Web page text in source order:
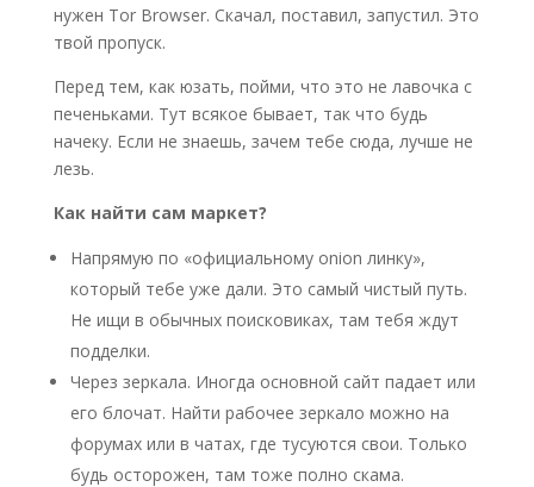
нужен Tor Browser. Скачал, поставил, запустил. Это
твой пропуск.
Перед тем, как юзать, пойми, что это не лавочка с
печеньками. Тут всякое бывает, так что будь
начеку. Если не знаешь, зачем тебе сюда, лучше не
лезь.
Как найти сам маркет?
Напрямую по «официальному onion линку»,
который тебе уже дали. Это самый чистый путь.
Не ищи в обычных поисковиках, там тебя ждут
подделки.
Через зеркала. Иногда основной сайт падает или
его блочат. Найти рабочее зеркало можно на
форумах или в чатах, где тусуются свои. Только
будь осторожен, там тоже полно скама.